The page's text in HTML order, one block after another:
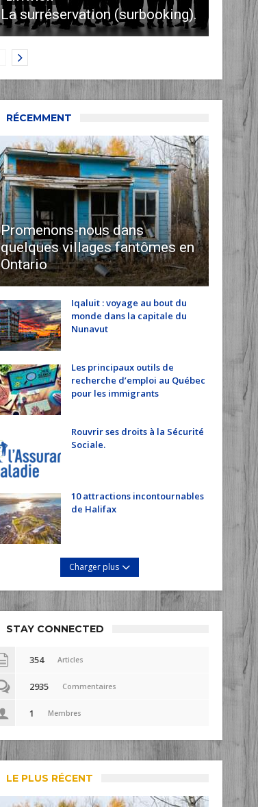
La surréservation (surbooking).
RÉCEMMENT
Promenons-nous dans
quelques villages fantômes en
Ontario
Iqaluit : voyage au bout du
monde dans la capitale du
Nunavut
Les principaux outils de
recherche d’emploi au Québec
pour les immigrants
Rouvrir ses droits à la Sécurité
Sociale.
10 attractions incontournables
de Halifax
Charger plus
STAY CONNECTED
354 Articles
2935 Commentaires
1 Membres
LE PLUS RÉCENT